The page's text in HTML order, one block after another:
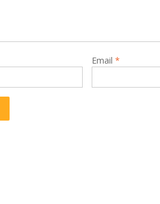
Email *